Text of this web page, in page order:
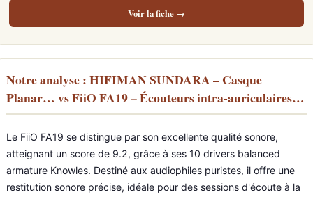
Voir la fiche →
Notre analyse : HIFIMAN SUNDARA – Casque
Planar… vs FiiO FA19 – Écouteurs intra-auriculaires…
Le FiiO FA19 se distingue par son excellente qualité sonore,
atteignant un score de 9.2, grâce à ses 10 drivers balanced
armature Knowles. Destiné aux audiophiles puristes, il offre une
restitution sonore précise, idéale pour des sessions d'écoute à la